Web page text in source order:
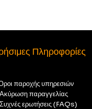
Πληροφορίες
παροχής υπηρεσιών
παραγγελίας
ερωτήσεις (FAQs)